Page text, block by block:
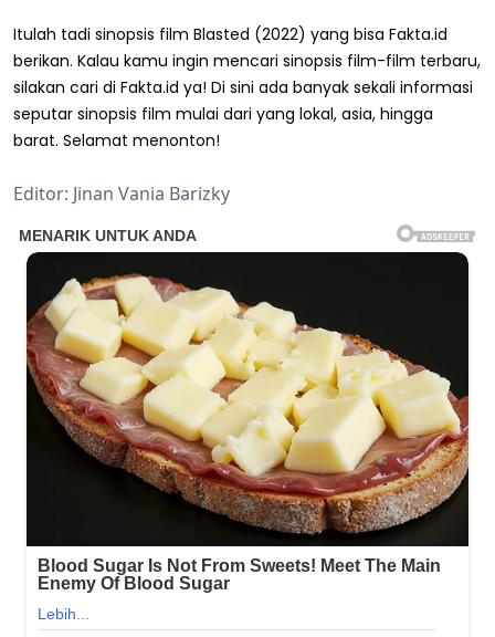
Itulah tadi sinopsis film Blasted (2022) yang bisa Fakta.id
berikan. Kalau kamu ingin mencari sinopsis film-film terbaru,
silakan cari di Fakta.id ya! Di sini ada banyak sekali informasi
seputar sinopsis film mulai dari yang lokal, asia, hingga
barat. Selamat menonton!
Editor: Jinan Vania Barizky